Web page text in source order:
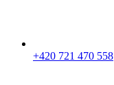
+420 721 470 558